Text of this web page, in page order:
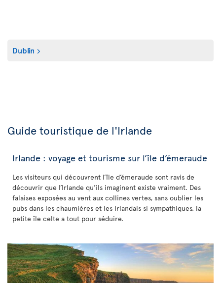
Dublin
Guide touristique de l'Irlande
Irlande : voyage et tourisme sur l’île d’émeraude
Les visiteurs qui découvrent l’île d’émeraude sont ravis de
découvrir que l’Irlande qu’ils imaginent existe vraiment. Des
falaises exposées au vent aux collines vertes, sans oublier les
pubs dans les chaumières et les Irlandais si sympathiques, la
petite île celte a tout pour séduire.